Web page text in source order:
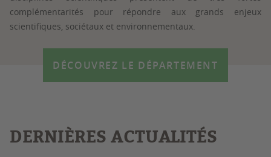
complémentarités pour répondre aux grands enjeux
scientifiques, sociétaux et environnementaux.
DÉCOUVREZ LE DÉPARTEMENT
DERNIÈRES ACTUALITÉS